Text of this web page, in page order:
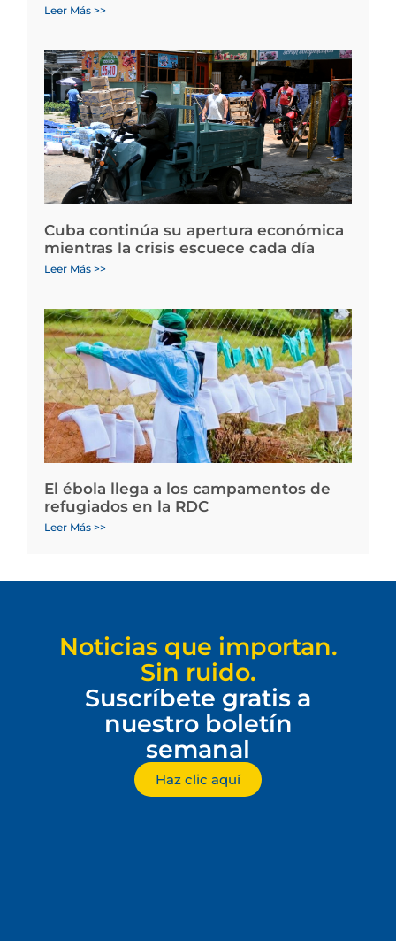
Leer Más >>
Cuba continúa su apertura económica
mientras la crisis escuece cada día
Leer Más >>
El ébola llega a los campamentos de
refugiados en la RDC
Leer Más >>
Noticias que importan.
Sin ruido.
Suscríbete gratis a
nuestro boletín
semanal
Haz clic aquí